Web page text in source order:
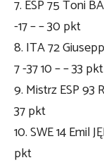
7. ESP 75 Toni
-17 – – 30 pkt
8. ITA 72
7 -37 10 – – 33 pkt
9. Mistrz ESP 93
37 pkt
10. SWE 14 Emil
pkt